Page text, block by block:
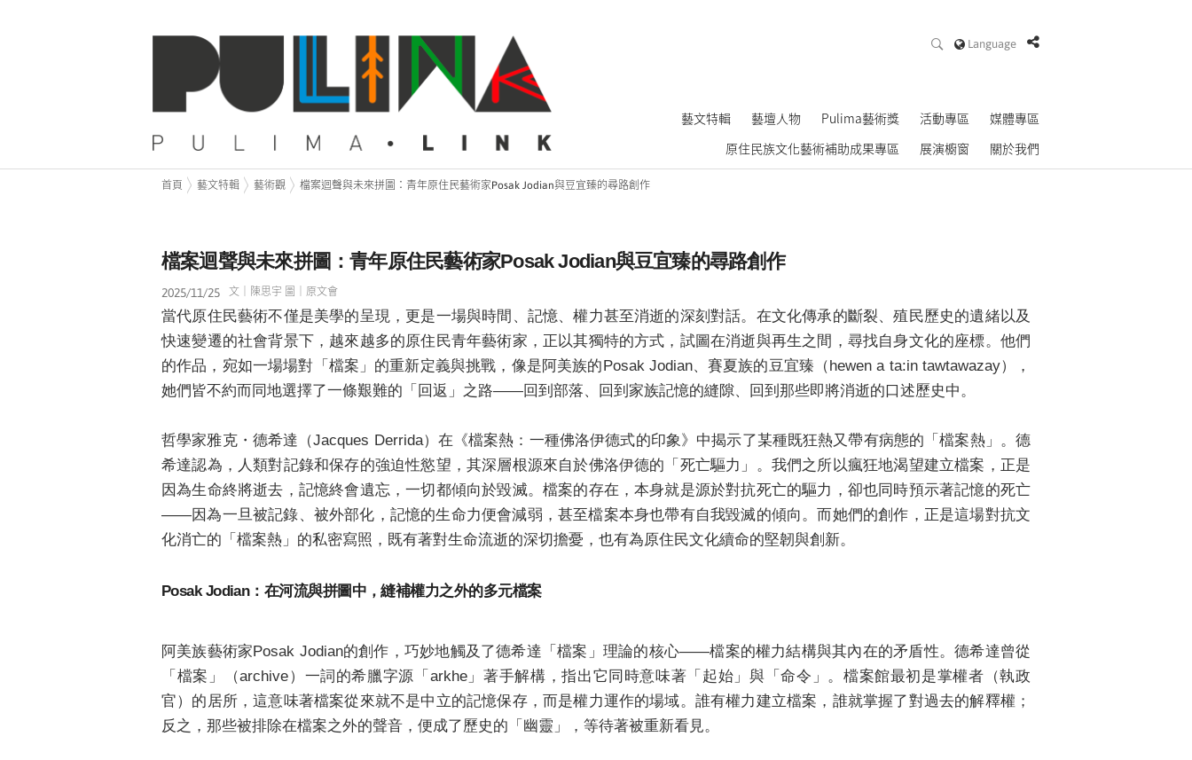
Language
藝文特輯 藝壇人物 Pulima藝術獎 活動專區
媒體專區
原住民族文化藝術補助成果專區
展演櫥窗 關於我們
首頁 藝文特輯 藝術觀 檔案迴聲與未來拼圖：青年原住民藝術家Posak Jodian與豆宜臻的尋路創作
檔案迴聲與未來拼圖：青年原住民藝術家Posak Jodian與豆宜臻的尋路創作
2025/11/25 文｜陳思宇 圖｜原文會
當代原住民藝術不僅是美學的呈現，更是一場與時間、記憶、權力甚至消逝的深刻對話。在文化傳承的斷裂、殖民歷史的遺緒以及
快速變遷的社會背景下，越來越多的原住民青年藝術家，正以其獨特的方式，試圖在消逝與再生之間，尋找自身文化的座標。他們
的作品，宛如一場場對「檔案」的重新定義與挑戰，像是阿美族的Posak Jodian、賽夏族的豆宜臻（hewen a ta:in tawtawazay），
她們皆不約而同地選擇了一條艱難的「回返」之路——回到部落、回到家族記憶的縫隙、回到那些即將消逝的口述歷史中。
哲學家雅克・德希達（Jacques Derrida）在《檔案熱：一種佛洛伊德式的印象》中揭示了某種既狂熱又帶有病態的「檔案熱」。德
希達認為，人類對記錄和保存的強迫性慾望，其深層根源來自於佛洛伊德的「死亡驅力」。我們之所以瘋狂地渴望建立檔案，正是
因為生命終將逝去，記憶終會遺忘，一切都傾向於毀滅。檔案的存在，本身就是源於對抗死亡的驅力，卻也同時預示著記憶的死亡
——因為一旦被記錄、被外部化，記憶的生命力便會減弱，甚至檔案本身也帶有自我毀滅的傾向。而她們的創作，正是這場對抗文
化消亡的「檔案熱」的私密寫照，既有著對生命流逝的深切擔憂，也有為原住民文化續命的堅韌與創新。
Posak Jodian：在河流與拼圖中，縫補權力之外的多元檔案
阿美族藝術家Posak Jodian的創作，巧妙地觸及了德希達「檔案」理論的核心——檔案的權力結構與其內在的矛盾性。德希達曾從
「檔案」（archive）一詞的希臘字源「arkhe」著手解構，指出它同時意味著「起始」與「命令」。檔案館最初是掌權者（執政
官）的居所，這意味著檔案從來就不是中立的記憶保存，而是權力運作的場域。誰有權力建立檔案，誰就掌握了對過去的解釋權；
反之，那些被排除在檔案之外的聲音，便成了歷史的「幽靈」，等待著被重新看見。